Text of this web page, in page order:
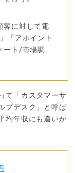
客に対して電
「アポイント
ート/市場調
て「カスタマーサ
プデスク」と呼ば
均年収にも違いが